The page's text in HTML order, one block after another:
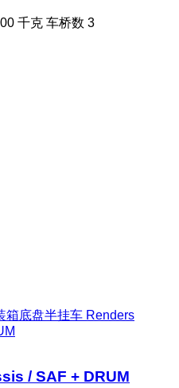
千克 车桥数 3
箱底盘半挂车 Renders
/ SAF + DRUM